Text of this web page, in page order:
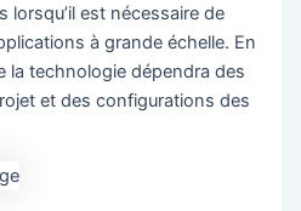
lorsqu’il est nécessaire de
à grande échelle. En
la technologie dépendra des
et des configurations des